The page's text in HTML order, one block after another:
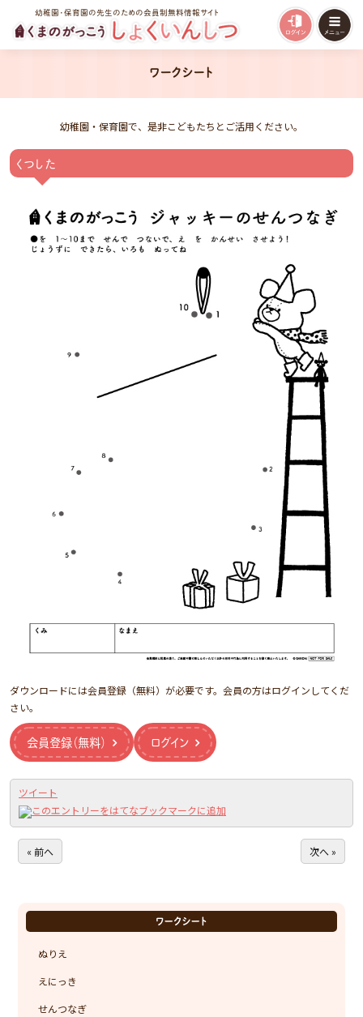
幼稚園・保育園の先生のための会員制無料情報サイト
ワークシート
幼稚園・保育園で、是非こどもたちとご活用ください。
くつした
ダウンロードには会員登録（無料）が必要です。会員の方はログインしてくだ
さい。
会員登録（無料） ログイン
ツイート
« 前へ 次へ »
ワークシート
ぬりえ
えにっき
せんつなぎ